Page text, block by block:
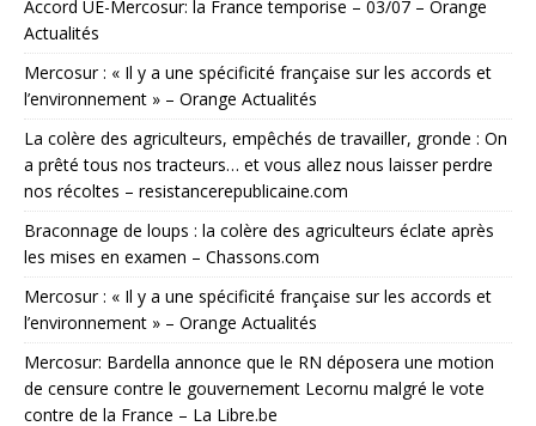
Accord UE-Mercosur: la France temporise – 03/07 – Orange
Actualités
Mercosur : « Il y a une spécificité française sur les accords et
l’environnement » – Orange Actualités
La colère des agriculteurs, empêchés de travailler, gronde : On
a prêté tous nos tracteurs… et vous allez nous laisser perdre
nos récoltes – resistancerepublicaine.com
Braconnage de loups : la colère des agriculteurs éclate après
les mises en examen – Chassons.com
Mercosur : « Il y a une spécificité française sur les accords et
l’environnement » – Orange Actualités
Mercosur: Bardella annonce que le RN déposera une motion
de censure contre le gouvernement Lecornu malgré le vote
contre de la France – La Libre.be